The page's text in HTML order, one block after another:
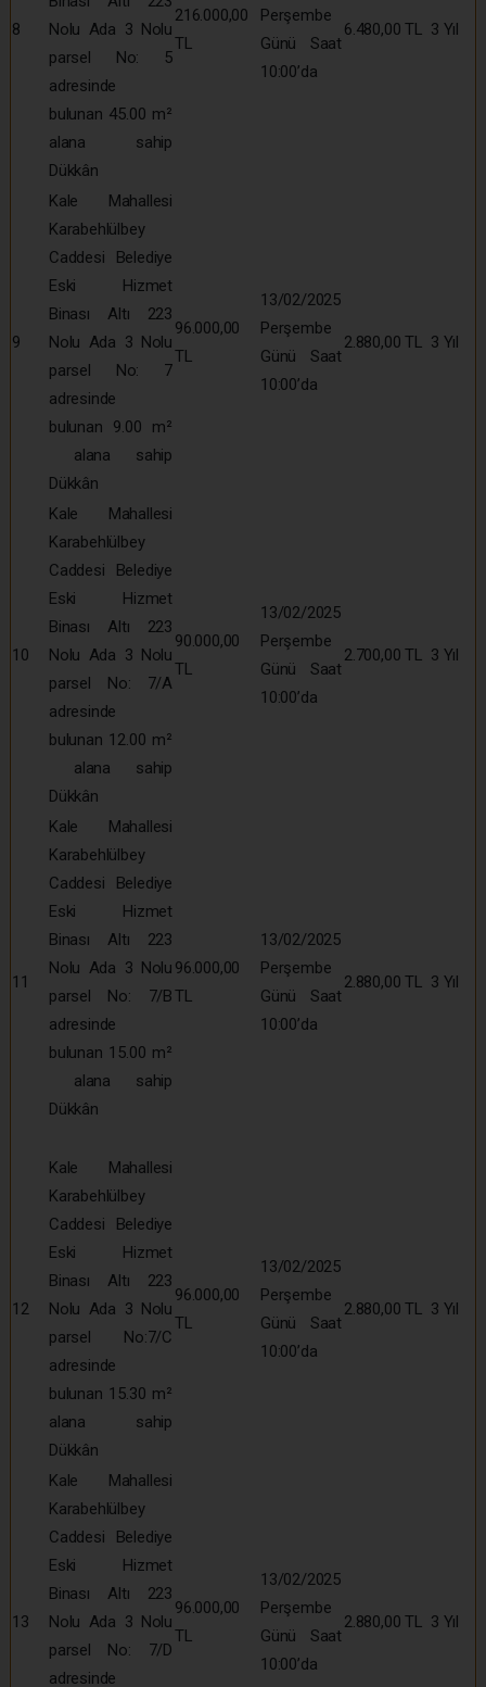
8
Nolu Ada 3 Nolu
parsel No: 5
adresinde
bulunan 45.00 m²
alana sahip
Dükkân
216.000,00
TL
Perşembe
Günü Saat
10:00’da
6.480,00 TL 3 Yıl
9
Kale Mahallesi
Karabehlülbey
Caddesi Belediye
Eski Hizmet
Binası Altı 223
Nolu Ada 3 Nolu
parsel No: 7
adresinde
bulunan 9.00 m²
alana sahip
Dükkân
96.000,00
TL
13/02/2025
Perşembe
Günü Saat
10:00’da
2.880,00 TL 3 Yıl
10
Kale Mahallesi
Karabehlülbey
Caddesi Belediye
Eski Hizmet
Binası Altı 223
Nolu Ada 3 Nolu
parsel No: 7/A
adresinde
bulunan 12.00 m²
alana sahip
Dükkân
90.000,00
TL
13/02/2025
Perşembe
Günü Saat
10:00’da
2.700,00 TL 3 Yıl
11
Kale Mahallesi
Karabehlülbey
Caddesi Belediye
Eski Hizmet
Binası Altı 223
Nolu Ada 3 Nolu
parsel No: 7/B
adresinde
bulunan 15.00 m²
alana sahip
Dükkân
96.000,00
TL
13/02/2025
Perşembe
Günü Saat
10:00’da
2.880,00 TL 3 Yıl
12
Kale Mahallesi
Karabehlülbey
Caddesi Belediye
Eski Hizmet
Binası Altı 223
Nolu Ada 3 Nolu
parsel No:7/C
adresinde
bulunan 15.30 m²
alana sahip
Dükkân
96.000,00
TL
13/02/2025
Perşembe
Günü Saat
10:00’da
2.880,00 TL 3 Yıl
13
Kale Mahallesi
Karabehlülbey
Caddesi Belediye
Eski Hizmet
Binası Altı 223
Nolu Ada 3 Nolu
parsel No: 7/D
adresinde
96.000,00
TL
13/02/2025
Perşembe
Günü Saat
10:00’da
2.880,00 TL 3 Yıl